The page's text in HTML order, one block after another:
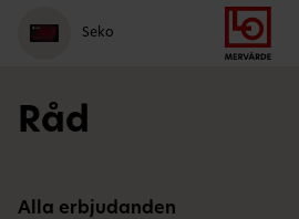
Gå
till
meny
Logga
in
Hoppa
till
Seko
Råd
Alla erbjudanden